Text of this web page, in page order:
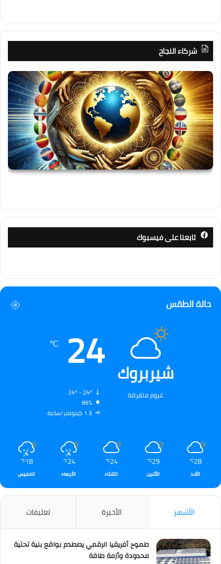
شركاء النجاح
تابعنا على فيسبوك
حالة الطقس
شيربروك
غيوم متفرقة
24
℃
86%
1.5 كيلومتر/ساعة
28
℃
الأحد
29
℃
الأثنين
24
℃
الثلاثاء
24
℃
الأربعاء
18
℃
الخميس
الأشهر الأخيرة تعليقات
طموح أفريقيا الرقمي يصطدم بواقع بنية تحتية
محدودة وأزمة طاقة